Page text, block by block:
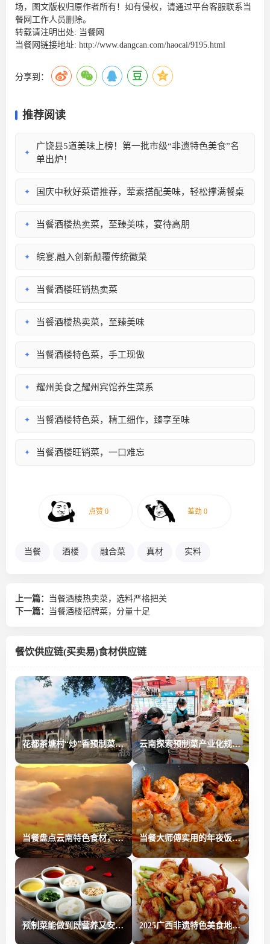
场，图文版权归原作者所有！如有侵权，请通过平台客服联系当
餐网工作人员删除。
转载请注明出处: 当餐网
当餐网链接地址: http://www.dangcan.com/haocai/9195.html
分享到：
推荐阅读
✦
广饶县5道美味上榜！第一批市级“非遗特色美食”名
单出炉！
✦ 国庆中秋好菜谱推荐，荤素搭配美味，轻松撑满餐桌
✦ 当餐酒楼热卖菜，至臻美味，宴待高朋
✦ 皖宴,融入创新颠覆传统徽菜
✦ 当餐酒楼旺销热卖菜
✦ 当餐酒楼热卖菜，至臻美味
✦ 当餐酒楼特色菜，手工现做
✦ 耀州美食之耀州宾馆养生菜系
✦ 当餐酒楼特色菜，精工细作，臻享至味
✦ 当餐酒楼旺销菜，一口难忘
当餐 酒楼 融合菜 真材 实料
上一篇：
当餐酒楼热卖菜，选料严格把关
下一篇：
当餐酒楼招牌菜，分量十足
餐饮供应链(买卖易)食材供应链
花都茶塘村“炒”香预制菜，智造新“食”代 云南探索预制菜产业化规范标准体系
当餐盘点云南特色食材，餐饮人的殿堂级餐饮食材供应链 当餐大师傅实用的年夜饭菜谱请查收！现在开始学，过年给亲朋好友露一手！
预制菜能做到既营养又安全吗？营养师这样说 2025广西非遗特色美食地图上线！当餐解锁全区14城28道非遗味道